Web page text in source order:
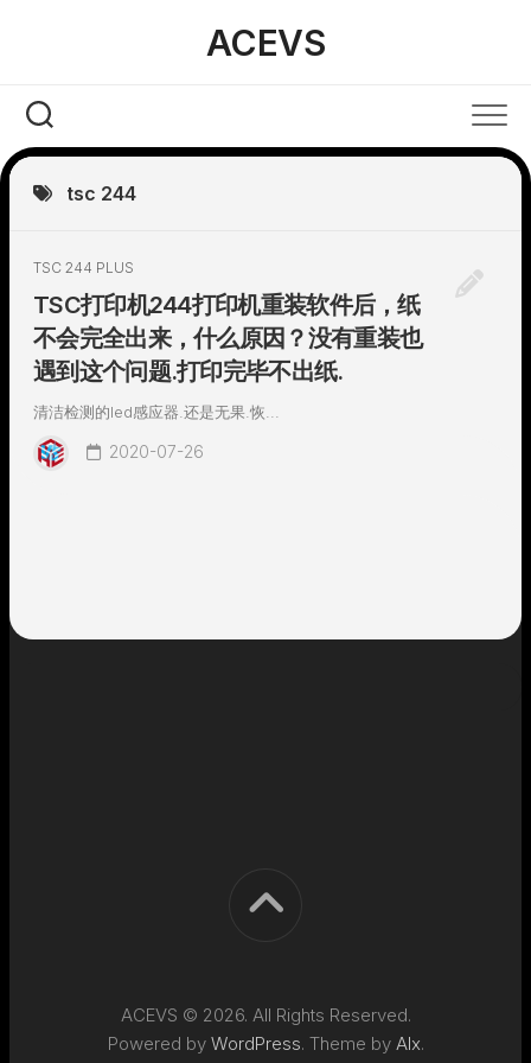
ACEVS
tsc 244
TSC 244 PLUS
TSC打印机244打印机重装软件后，纸
不会完全出来，什么原因？没有重装也
遇到这个问题.打印完毕不出纸.
清洁检测的led感应器.还是无果.恢...
2020-07-26
ACEVS © 2026. All Rights Reserved.
Powered by WordPress. Theme by Alx.